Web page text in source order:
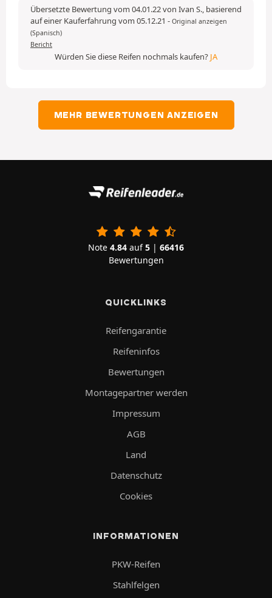
Übersetzte Bewertung vom 04.01.22 von Ivan S., basierend
auf einer Kauferfahrung vom 05.12.21 - Original anzeigen
(Spanisch)
Bericht
Würden Sie diese Reifen nochmals kaufen? JA
MEHR BEWERTUNGEN ANZEIGEN
Note 4.84 auf5 | 66416
Bewertungen
QUICKLINKS
Reifengarantie
Reifeninfos
Bewertungen
Montagepartner werden
Impressum
AGB
Land
Datenschutz
Cookies
INFORMATIONEN
PKW-Reifen
Stahlfelgen